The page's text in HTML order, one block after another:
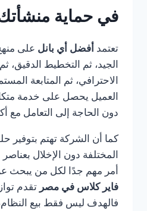
في حماية
تعتمد أفضل أي بانل على
الجيد، ثم التخطيط الدقيق،
الاحترافي، ثم المتابعة
العميل يحصل على خدمة
دون الحاجة إلى التعامل مع
كما أن الشركة تهتم بتوفير
المختلفة دون الإخلال
أمر مهم جدًا لكل من يبحث
فاير كلاس في مصر تقدم
فالهدف ليس فقط بيع